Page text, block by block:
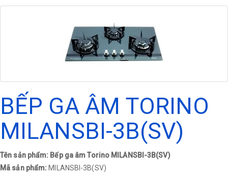
BẾP GA ÂM TORINO
MILANSBI-3B(SV)
Tên sản phẩm: Bếp ga âm Torino MILANSBI-3B(SV)
Mã sản phẩm: MILANSBI-3B(SV)